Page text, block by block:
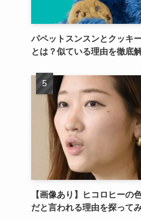
パペットスンスンとクッキ
とは？似ている理由を徹底
【画像あり】ヒコロヒーの
だと言われる理由を探って